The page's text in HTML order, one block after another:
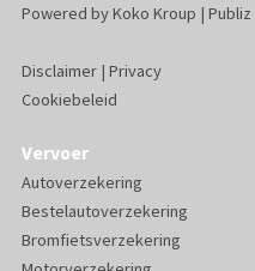
Powered byKoko Kroup | Publiz
Disclaimer| Privacy
Cookiebeleid
Vervoer
Autoverzekering
Bestelautoverzekering
Bromfietsverzekering